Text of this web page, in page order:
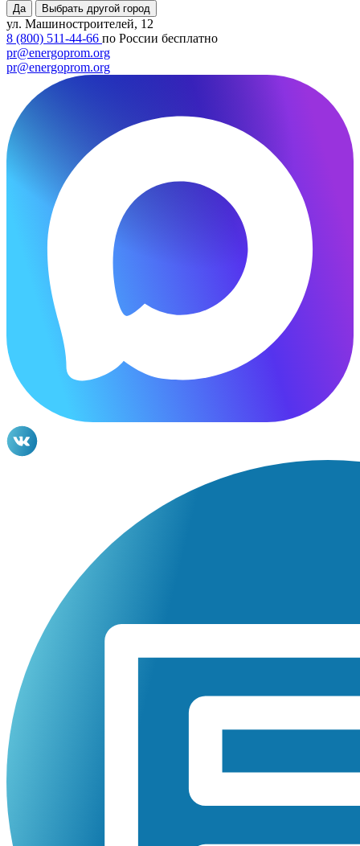
Да Выбрать другой город
ул. Машиностроителей, 12
8 (800) 511-44-66 по России бесплатно
pr@energoprom.org
pr@energoprom.org